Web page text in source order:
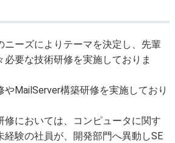
ニーズによりテーマを決定し、先輩
要な技術研修を実施しておりま
MailServer構築研修を実施しており
修においては、コンピュータに関す
経験の社員が、開発部門へ異動しSE